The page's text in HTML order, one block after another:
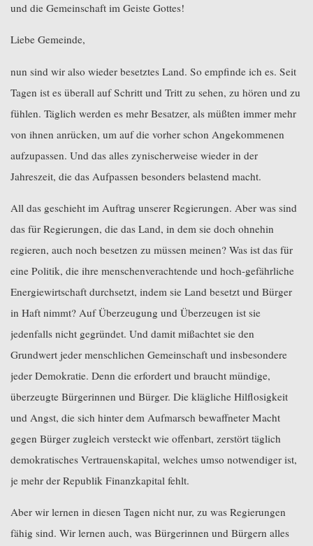
und die Gemeinschaft im Geiste Gottes!
Liebe Gemeinde,
nun sind wir also wieder besetztes Land. So empfinde ich es. Seit
Tagen ist es überall auf Schritt und Tritt zu sehen, zu hören und zu
fühlen. Täglich werden es mehr Besatzer, als müßten immer mehr
von ihnen anrücken, um auf die vorher schon Angekommenen
aufzupassen. Und das alles zynischerweise wieder in der
Jahreszeit, die das Aufpassen besonders belastend macht.
All das geschieht im Auftrag unserer Regierungen. Aber was sind
das für Regierungen, die das Land, in dem sie doch ohnehin
regieren, auch noch besetzen zu müssen meinen? Was ist das für
eine Politik, die ihre menschenverachtende und hoch-gefährliche
Energiewirtschaft durchsetzt, indem sie Land besetzt und Bürger
in Haft nimmt? Auf Überzeugung und Überzeugen ist sie
jedenfalls nicht gegründet. Und damit mißachtet sie den
Grundwert jeder menschlichen Gemeinschaft und insbesondere
jeder Demokratie. Denn die erfordert und braucht mündige,
überzeugte Bürgerinnen und Bürger. Die klägliche Hilflosigkeit
und Angst, die sich hinter dem Aufmarsch bewaffneter Macht
gegen Bürger zugleich versteckt wie offenbart, zerstört täglich
demokratisches Vertrauenskapital, welches umso notwendiger ist,
je mehr der Republik Finanzkapital fehlt.
Aber wir lernen in diesen Tagen nicht nur, zu was Regierungen
fähig sind. Wir lernen auch, was Bürgerinnen und Bürgern alles